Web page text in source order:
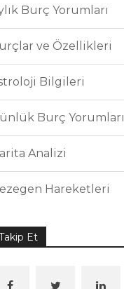
Burç Yorumları
ve Özellikleri
Bilgileri
Burç Yorumları
Analizi
Hareketleri
Et